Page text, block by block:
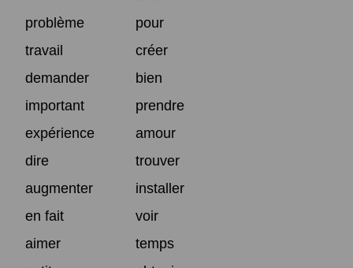
problème
pour
travail
créer
demander
bien
important
prendre
expérience
amour
dire
trouver
augmenter
installer
en fait
voir
aimer
temps